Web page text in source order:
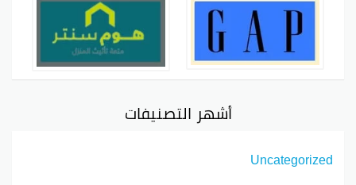
أشهر التصنيفات
Uncategorized